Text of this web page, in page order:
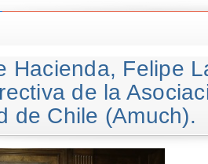
Hacienda, Felipe
de la
de Chile (Amuch).